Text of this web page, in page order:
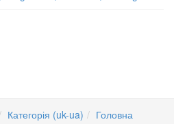
України понесла тяжку втрату – 1
Категорія (uk-ua)
Головна